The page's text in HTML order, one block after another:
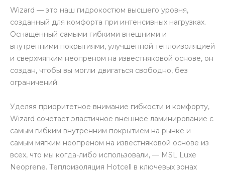
Wizard — это наш гидрокостюм высшего уровня,
созданный для комфорта при интенсивных нагрузках.
Оснащенный самыми гибкими внешними и
внутренними покрытиями, улучшенной теплоизоляцией
и сверхмягким неопреном на известняковой основе, он
создан, чтобы вы могли двигаться свободно, без
ограничений.
Уделяя приоритетное внимание гибкости и комфорту,
Wizard сочетает эластичное внешнее ламинирование с
самым гибким внутренним покрытием на рынке и
самым мягким неопреном на известняковой основе из
всех, что мы когда-либо использовали, — MSL Luxe
Neoprene. Теплоизоляция Hotcell в ключевых зонах